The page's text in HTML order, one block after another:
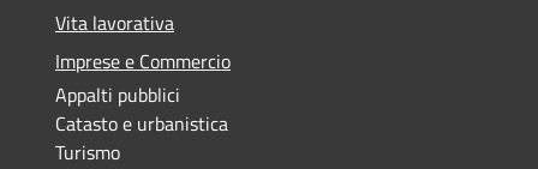
Vita lavorativa
Imprese e Commercio
Appalti pubblici
Catasto e urbanistica
Turismo